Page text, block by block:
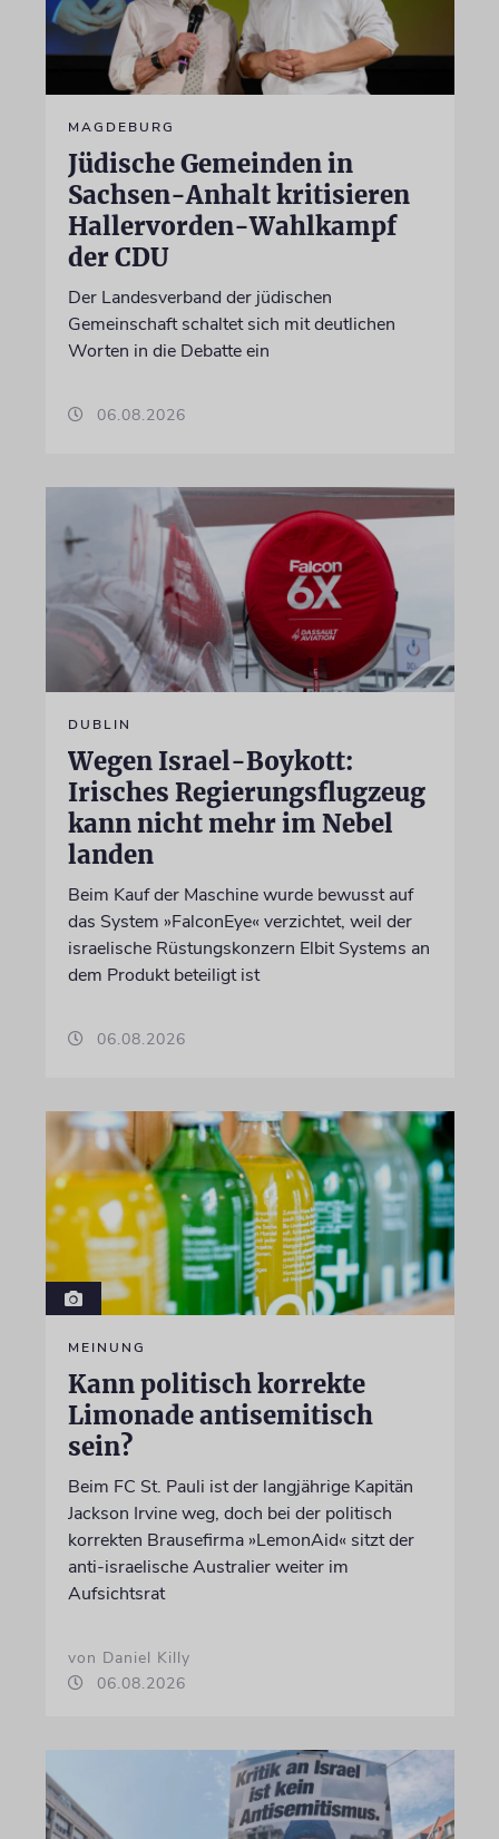
MAGDEBURG
Jüdische Gemeinden in
Sachsen-Anhalt kritisieren
Hallervorden-Wahlkampf
der CDU
Der Landesverband der jüdischen
Gemeinschaft schaltet sich mit deutlichen
Worten in die Debatte ein
06.08.2026
DUBLIN
Wegen Israel-Boykott:
Irisches Regierungsflugzeug
kann nicht mehr im Nebel
landen
Beim Kauf der Maschine wurde bewusst auf
das System »FalconEye« verzichtet, weil der
israelische Rüstungskonzern Elbit Systems an
dem Produkt beteiligt ist
06.08.2026
MEINUNG
Kann politisch korrekte
Limonade antisemitisch
sein?
Beim FC St. Pauli ist der langjährige Kapitän
Jackson Irvine weg, doch bei der politisch
korrekten Brausefirma »LemonAid« sitzt der
anti-israelische Australier weiter im
Aufsichtsrat
von Daniel Killy
06.08.2026